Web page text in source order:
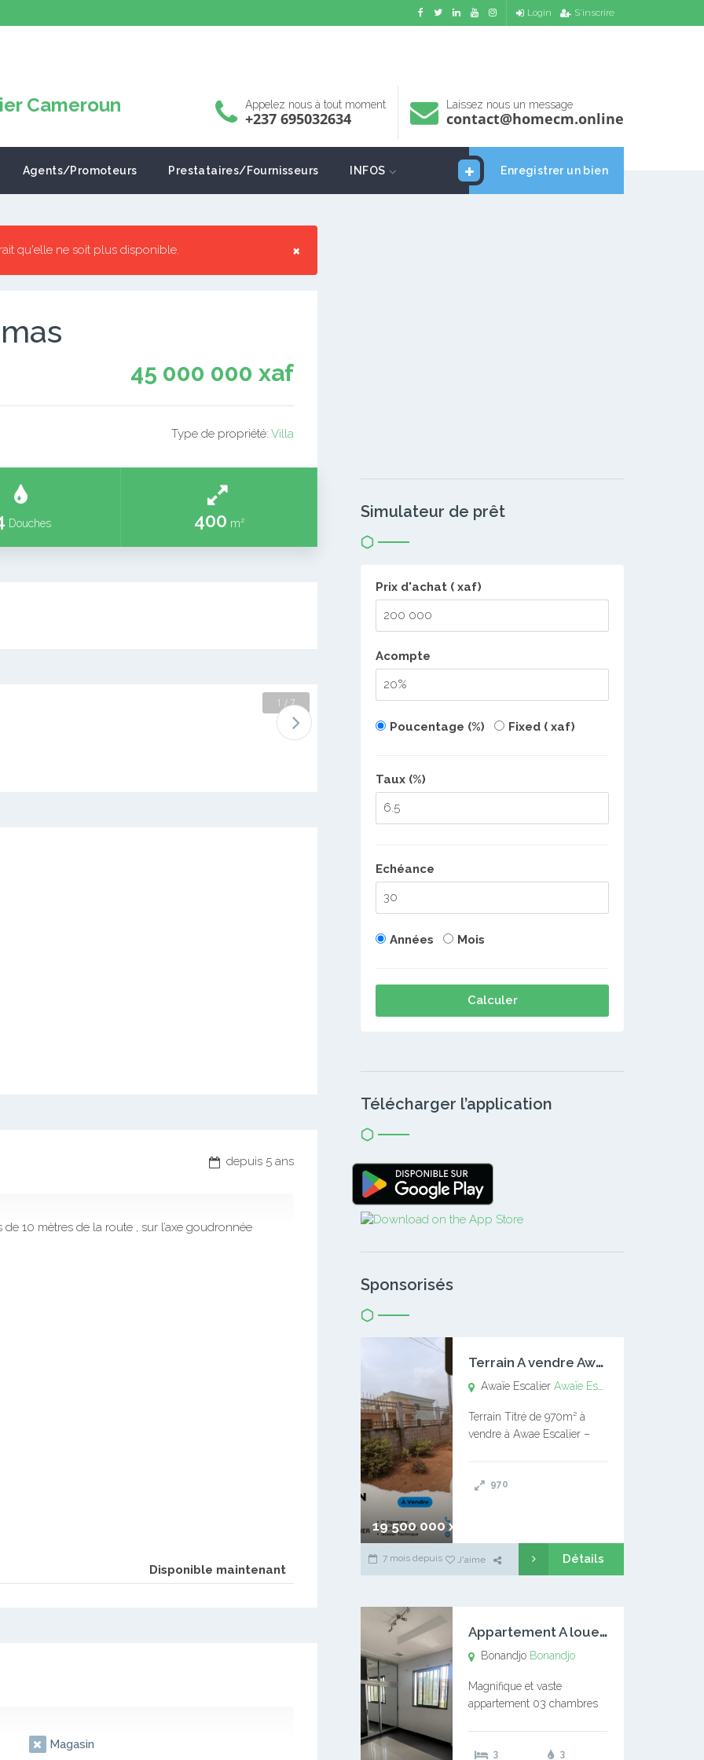
Login S'inscrire
Appelez nous à tout moment
+237 695032634
Laissez nous un message
contact@homecm.online
Enregistrer un bien
Agents/Promoteurs Prestataires/Fournisseurs INFOS
×
qu'elle ne soit plus disponible.
45 000 000 xaf
Type de propriété: Villa
Douches 400 m²
2 / 7
depuis 5 ans
10 mètres de la route , sur l’axe goudronnée
Disponible maintenant
Magasin
Simulateur de prêt
Prix d'achat ( xaf)
Acompte
Poucentage (%) Fixed ( xaf)
Taux (%)
Echéance
Années Mois
Calculer
Télécharger l’application
Sponsorisés
19 500 000 xaf
T
errain A vendre Awaïe Escalier
Awaïe EscalierAwaïe Escalier
Terrain Titré de 970m² à
vendre à Awae Escalier –
l’Université Catholique –
970
7 mois depuis J'aime Détails
A
ppartement A louer Bonandjo
Bonandjo Bonandjo
Magnifique et vaste
appartement 03 chambres
douches 01 vaste salon 01
3
3